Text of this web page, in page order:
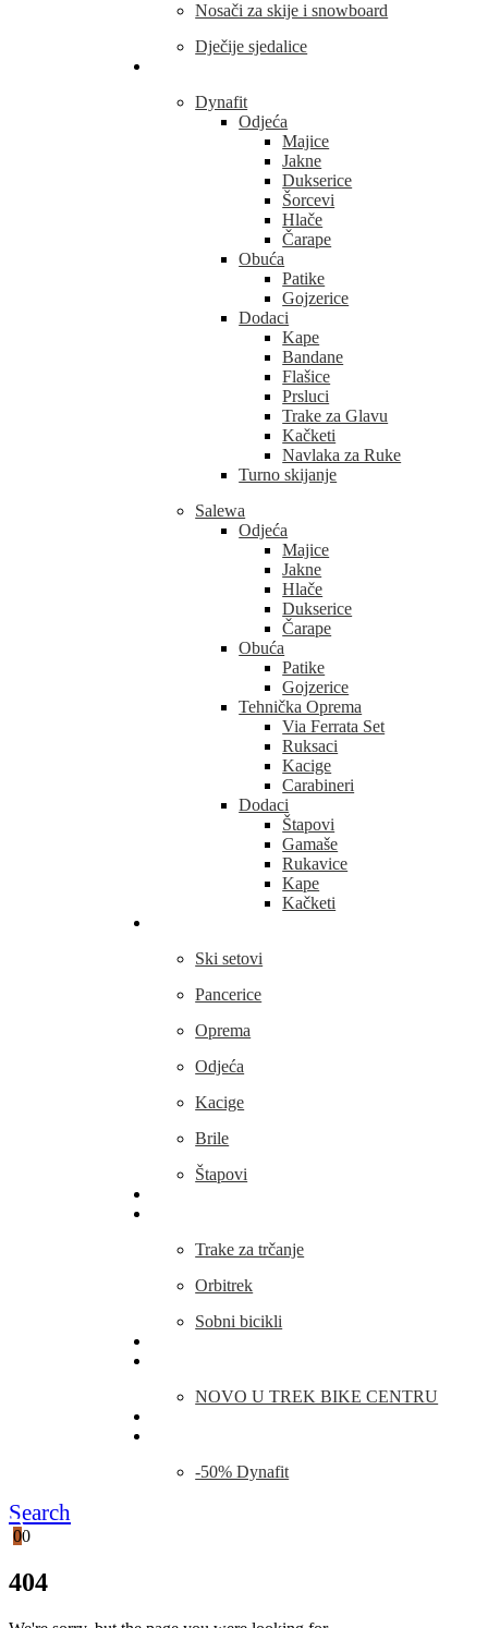
Nosači za skije i snowboard
Dječije sjedalice
Dynafit
Odjeća
Majice
Jakne
Dukserice
Šorcevi
Hlače
Čarape
Obuća
Patike
Gojzerice
Dodaci
Kape
Bandane
Flašice
Prsluci
Trake za Glavu
Kačketi
Navlaka za Ruke
Turno skijanje
Salewa
Odjeća
Majice
Jakne
Hlače
Dukserice
Čarape
Obuća
Patike
Gojzerice
Tehnička Oprema
Via Ferrata Set
Ruksaci
Kacige
Carabineri
Dodaci
Štapovi
Gamaše
Rukavice
Kape
Kačketi
Ski setovi
Pancerice
Oprema
Odjeća
Kacige
Brile
Štapovi
Trake za trčanje
Orbitrek
Sobni bicikli
NOVO U TREK BIKE CENTRU
-50% Dynafit
Search
00
404